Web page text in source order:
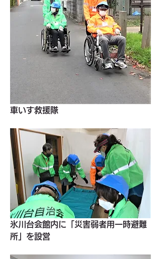
車いす救援隊
氷川台会館内に「災害弱者用一時避難
所」を設営